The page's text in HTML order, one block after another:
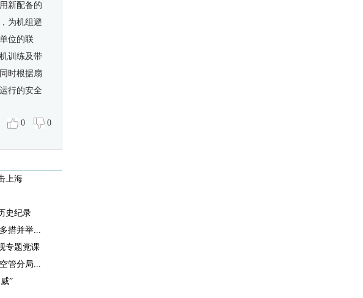
新配备的
为机组避
位的联
训练及带
时根据扇
行的安全
0 0
上海
史纪录
措并举...
专题党课
管分局...
”